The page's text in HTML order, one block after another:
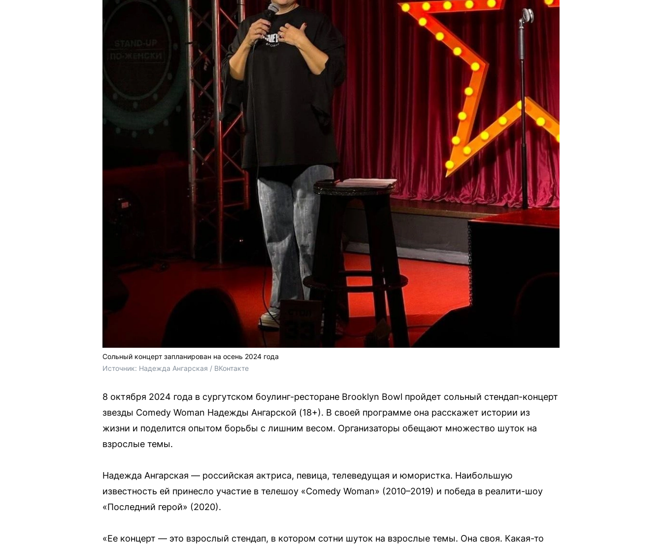
Сольный концерт запланирован на осень 2024 года
Источник: Надежда Ангарская / ВКонтакте
8 октября 2024 года в сургутском боулинг-ресторане Brooklyn Bowl пройдет сольный стендап-концерт
звезды Comedy Woman Надежды Ангарской (18+). В своей программе она расскажет истории из
жизни и поделится опытом борьбы с лишним весом. Организаторы обещают множество шуток на
взрослые темы.
Надежда Ангарская — российская актриса, певица, телеведущая и юмористка. Наибольшую
известность ей принесло участие в телешоу «Comedy Woman» (2010–2019) и победа в реалити-шоу
«Последний герой» (2020).
«Ее концерт — это взрослый стендап, в котором сотни шуток на взрослые темы. Она своя. Какая-то